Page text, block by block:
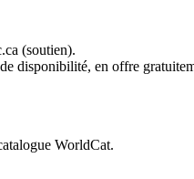
(soutien).
disponibilité, en offre
WorldCat.